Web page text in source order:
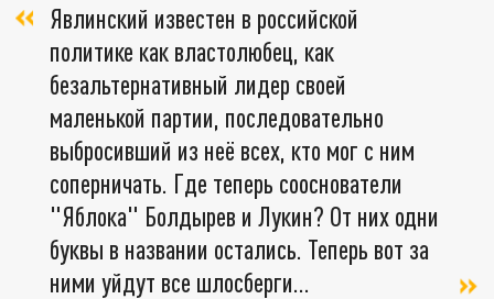
Явлинский известен в российской
политике как властолюбец, как
безальтернативный лидер своей
маленькой партии, последовательно
выбросивший из неё всех, кто мог с ним
соперничать. Где теперь сооснователи
"Яблока" Болдырев и Лукин? От них одни
буквы в названии остались. Теперь вот за
ними уйдут все шлосберги…